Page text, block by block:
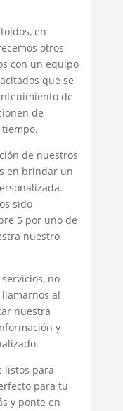
en
otros
con un equipo
que se
de
de
de nuestros
en brindar un
sido
5 por uno de
nuestro
no
al
nuestra
y
listos para
para tu
y ponte en